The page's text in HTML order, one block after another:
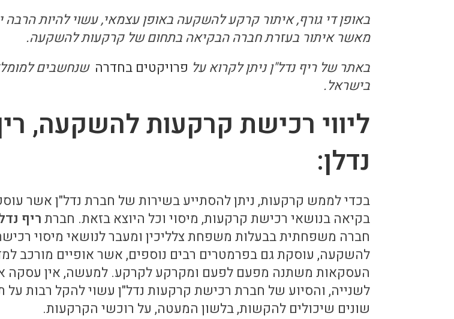
באופן די גורף, איתור קרקע להשקעה באופן עצמאי, עשוי להיות הרבה
מאשר איתור בעזרת חברה הבקיאה בתחום של קרקעות להשקעה.
באתר של ריף נדל"ן ניתן לקרוא על פרויקטים בחדרה שנחשבים
בישראל.
ליווי רכישת קרקעות להשקעה,
נדלן:
בכדי לממש קרקעות, ניתן להסתייע בשירות של חברת נדל"ן אשר
בקיאה בנושאי רכישת קרקעות, מיסוי וכל היוצא בזאת. חברתריף
חברה משפחתית בבעלות משפחת צלליכין ומעבר לנושאי מיסוי
להשקעה, עוסקת גם בפרמטרים רבים נוספים, אשר אופיים מורכב
העסקאות משתנה מפעם לפעם ומקרקע לקרקע. למעשה, אין עסקה
לשנייה, והסיוע של חברת רכישת קרקעות נדל"ן עשוי להקל רבות על
שונים שיכולים להקשות, בלשון המעטה, על רוכשי הקרקעות.